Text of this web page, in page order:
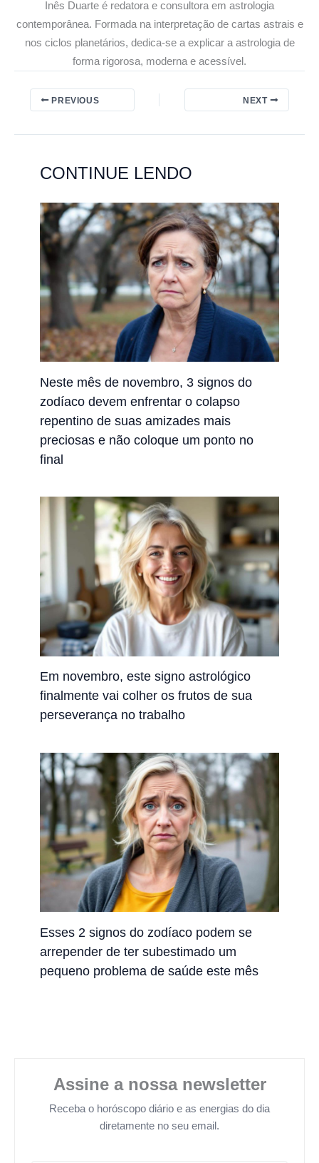
Inês Duarte é redatora e consultora em astrologia
contemporânea. Formada na interpretação de cartas astrais e
nos ciclos planetários, dedica-se a explicar a astrologia de
forma rigorosa, moderna e acessível.
PREVIOUS NEXT
CONTINUE LENDO
Neste mês de novembro, 3 signos do
zodíaco devem enfrentar o colapso
repentino de suas amizades mais
preciosas e não coloque um ponto no
final
Em novembro, este signo astrológico
finalmente vai colher os frutos de sua
perseverança no trabalho
Esses 2 signos do zodíaco podem se
arrepender de ter subestimado um
pequeno problema de saúde este mês
Assine a nossa newsletter
Receba o horóscopo diário e as energias do dia
diretamente no seu email.